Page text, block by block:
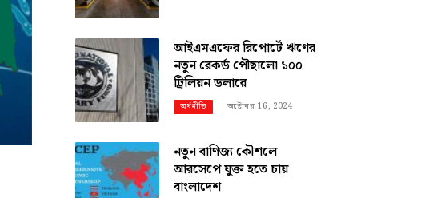
আইএমএফের রিপোর্টে ঋণের
নতুন রেকর্ড পৌছালো ১০০
ট্রিলিয়ন ডলারে
অর্থনীতি অক্টোবর 16, 2024
নতুন বাণিজ্য কৌশলে
আরসেপে যুক্ত হতে চায়
বাংলাদেশ